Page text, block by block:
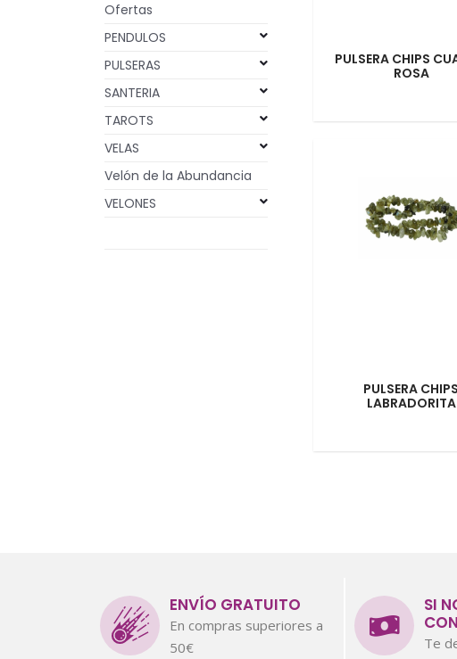
Ofertas
PENDULOS
PULSERAS
SANTERIA
TAROTS
VELAS
Velón de la Abundancia
VELONES
PULSERA CHIPS
ROSA
PULSERA CHIPS
LABRADORITA
ENVÍO GRATUITO
En compras superiores a
50€
SI
Te